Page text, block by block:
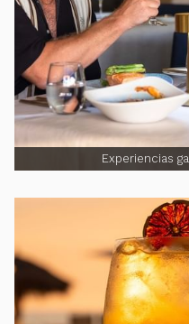
Experiencias